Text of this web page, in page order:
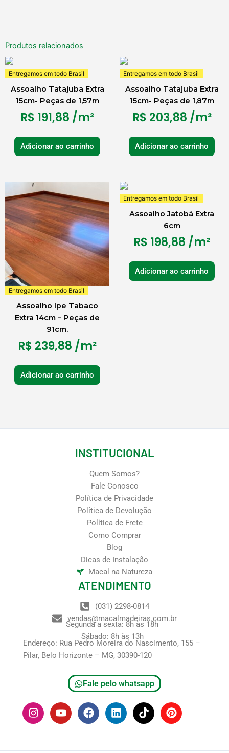
Produtos relacionados
Entregamos em todo Brasil
Assoalho Tatajuba Extra
15cm- Peças de 1,57m
R$ 191,88 /m²
Adicionar ao carrinho
Entregamos em todo Brasil
Assoalho Tatajuba Extra
15cm- Peças de 1,87m
R$ 203,88 /m²
Adicionar ao carrinho
Entregamos em todo Brasil
Assoalho Ipe Tabaco
Extra 14cm – Peças de
91cm.
R$ 239,88 /m²
Adicionar ao carrinho
Entregamos em todo Brasil
Assoalho Jatobá Extra
6cm
R$ 198,88 /m²
Adicionar ao carrinho
INSTITUCIONAL
Quem Somos?
Fale Conosco
Política de Privacidade
Política de Devolução
Política de Frete
Como Comprar
Blog
Dicas de Instalação
Macal na Natureza
ATENDIMENTO
(031) 2298-0814
vendas@macalmadeiras.com.br
Segunda a sexta: 8h às 18h
Sábado: 8h às 13h
Endereço: Rua Pedro Moreira do Nascimento, 155 –
Pilar, Belo Horizonte – MG, 30390-120
Fale pelo whatsapp
I
n
s
Y
o
u
F
a
c
L
i
n
T
i
k
P
i
n